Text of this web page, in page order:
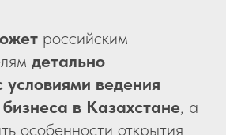
российским
детально
условиями ведения
в Казахстане, а
особенности открытия